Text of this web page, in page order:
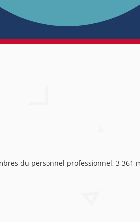
du personnel professionnel, 3 361